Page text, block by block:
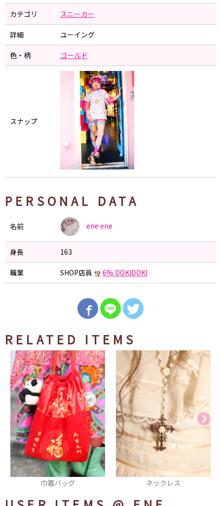
カテゴリ スニーカー
詳細 ユーイング
色・柄 ゴールド
スナップ
PERSONAL DATA
名前 ene ene
身長 163
職業 SHOP店員 6% DOKIDOKI
RELATED ITEMS
ネックレス ベルト